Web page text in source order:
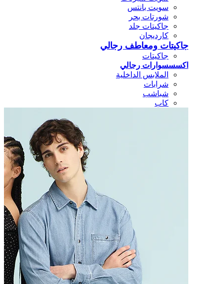
سويت بانتس
شورتات بحر
جاكيتات جلد
كارديجان
جاكيتات ومعاطف رجالي
جاكيتات
اكسسسوارات رجالي
الملابس الداخلية
شرابات
شباشب
كاب